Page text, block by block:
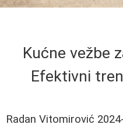
Kućne vežbe
Efektivni
Radan Vitomirović